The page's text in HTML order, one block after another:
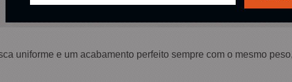
uniforme e um acabamento perfeito sempre com o mesmo